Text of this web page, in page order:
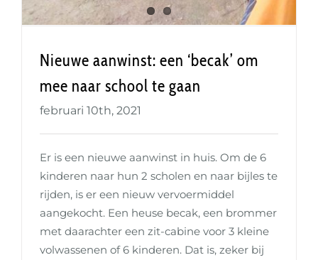
Nieuwe aanwinst: een ‘becak’ om
mee naar school te gaan
februari 10th, 2021
Er is een nieuwe aanwinst in huis. Om de 6
kinderen naar hun 2 scholen en naar bijles te
rijden, is er een nieuw vervoermiddel
aangekocht. Een heuse becak, een brommer
met daarachter een zit-cabine voor 3 kleine
volwassenen of 6 kinderen. Dat is, zeker bij